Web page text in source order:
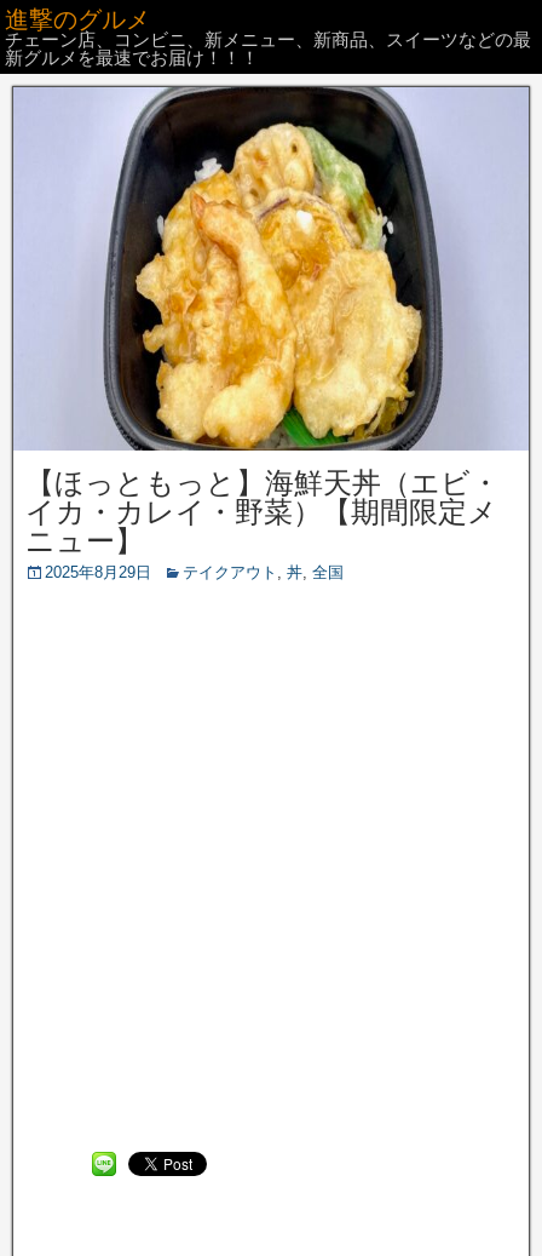
進撃のグルメ
チェーン店、コンビニ、新メニュー、新商品、スイーツなどの最
新グルメを最速でお届け！！！
【ほっともっと】海鮮天丼（エビ・
イカ・カレイ・野菜）【期間限定メ
ニュー】
2025年8月29日 テイクアウト , 丼, 全国